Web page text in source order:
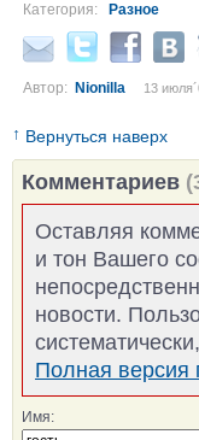
Категория: Разное
Автор: Nionilla 13
↑ Вернуться наверх
Комментариев
Оставляя
и тон Вашего
новости.
Полная версия
Имя: